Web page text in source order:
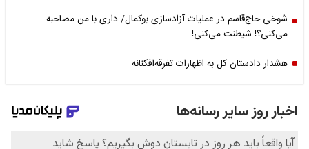
شوخی حاج‌قاسم در عملیات آزادسازی بوکمال/ داری با من مصاحبه‌
می‌کنی؟! شیطنت می‌کنی!
هشدار دادستان کل به اظهارات تفرقه‌افکنانه